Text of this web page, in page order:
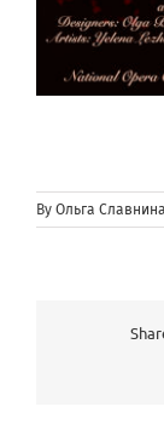
By Ольга Славнина